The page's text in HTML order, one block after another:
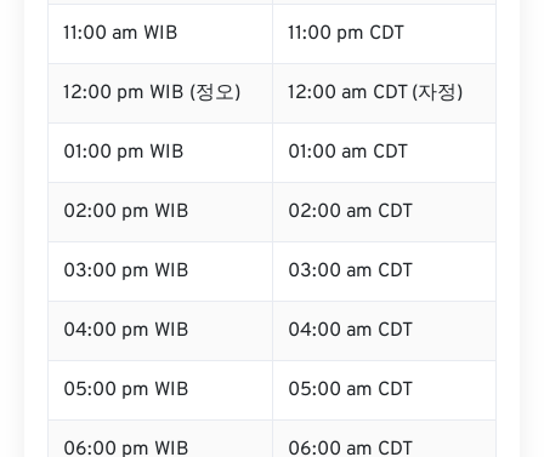
11:00 am WIB 11:00 pm CDT
12:00 pm WIB (정오) 12:00 am CDT (자정)
01:00 pm WIB 01:00 am CDT
02:00 pm WIB 02:00 am CDT
03:00 pm WIB 03:00 am CDT
04:00 pm WIB 04:00 am CDT
05:00 pm WIB 05:00 am CDT
06:00 pm WIB 06:00 am CDT